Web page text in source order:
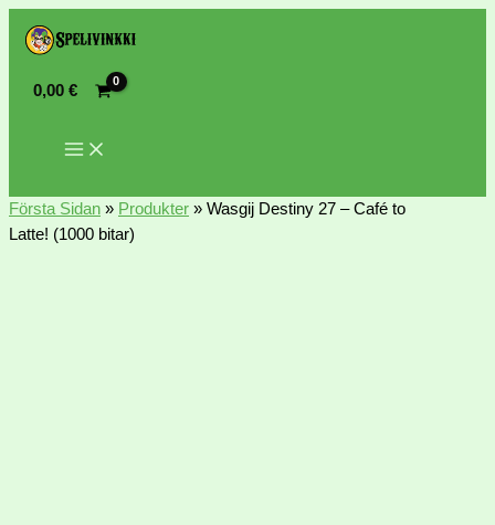
0,00€
Första Sidan » Produkter » Wasgij Destiny 27 – Café to
Latte! (1000 bitar)